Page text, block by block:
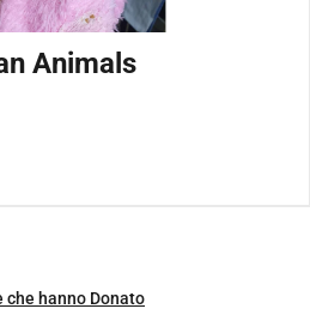
Animals
che hanno Donato